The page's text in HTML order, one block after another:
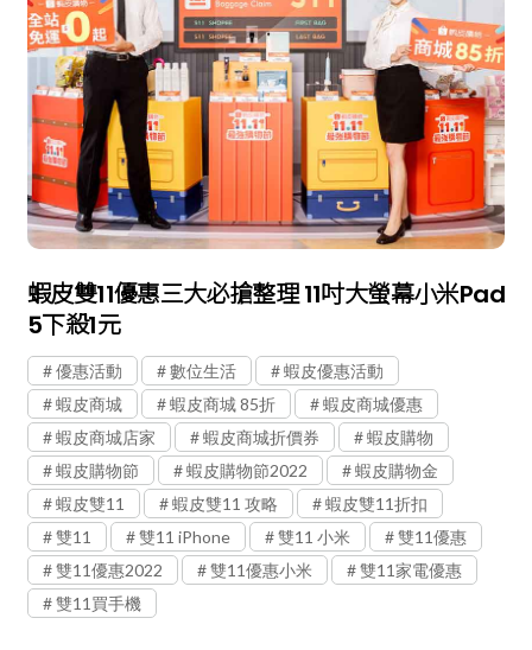
蝦皮雙11優惠三大必搶整理 11吋大螢幕小米Pad
5下殺1元
優惠活動 數位生活
蝦皮優惠活動
蝦皮商城
蝦皮商城 85折
蝦皮商城優惠
蝦皮商城店家
蝦皮商城折價券
蝦皮購物
蝦皮購物節
蝦皮購物節2022
蝦皮購物金
蝦皮雙11
蝦皮雙11 攻略
蝦皮雙11折扣
雙11
雙11 iPhone 雙11 小米
雙11優惠
雙11優惠2022
雙11優惠小米
雙11家電優惠
雙11買手機